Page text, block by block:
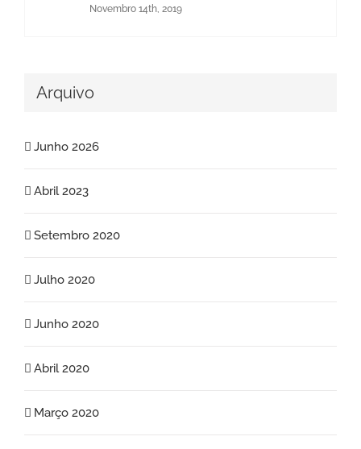
Novembro 14th, 2019
Arquivo
Junho 2026
Abril 2023
Setembro 2020
Julho 2020
Junho 2020
Abril 2020
Março 2020